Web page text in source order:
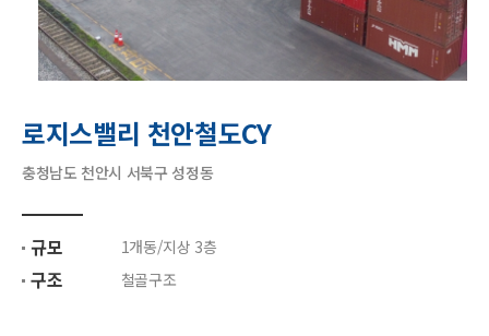
로지스밸리 천안철도CY
충청남도 천안시 서북구 성정동
규모 1개동/지상 3층
구조 철골구조